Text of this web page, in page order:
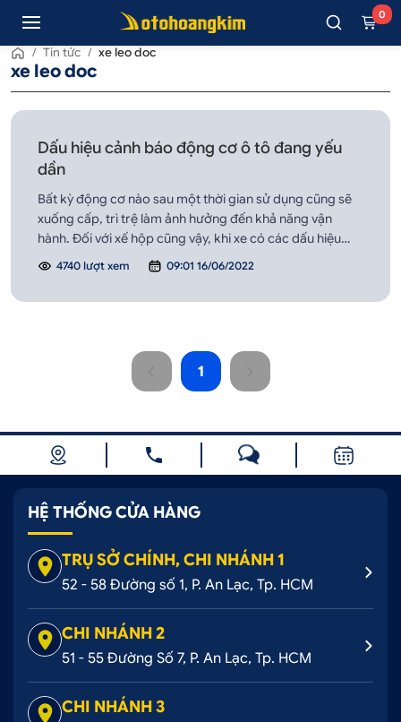
0
/ Tin tức / xe leo doc
xe leo doc
Dấu hiệu cảnh báo động cơ ô tô đang yếu
dần
Bất kỳ động cơ nào sau một thời gian sử dụng cũng sẽ
xuống cấp, trì trệ làm ảnh hưởng đến khả năng vận
hành. Đối với xế hộp cũng vậy, khi xe có các dấu hiệu
như: tốc độ chậm, vô lăng rung lắc, khí thải có vấn đề…
4740 lượt xem 09:01 16/06/2022
1
HỆ THỐNG CỬA HÀNG
TRỤ SỞ CHÍNH, CHI NHÁNH 1
52 - 58 Đường số 1, P. An Lạc, Tp. HCM
CHI NHÁNH 2
51 - 55 Đường Số 7, P. An Lạc, Tp. HCM
CHI NHÁNH 3